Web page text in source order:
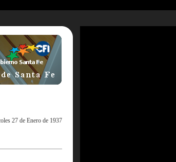
27 de Enero de 1937